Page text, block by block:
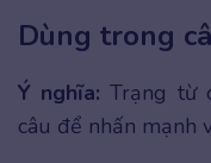
Dùng trong
Ý nghĩa: Trạng từ
câu để nhấn mạnh